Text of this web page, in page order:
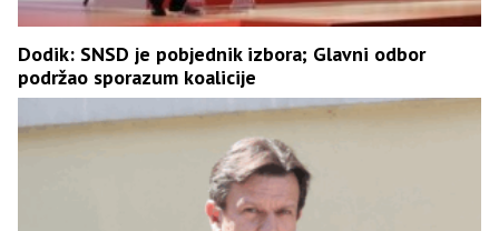
Dodik: SNSD je pobjednik izbora; Glavni odbor
podržao sporazum koalicije